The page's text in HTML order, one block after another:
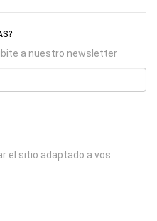
a nuestro newsletter
el sitio adaptado a vos.